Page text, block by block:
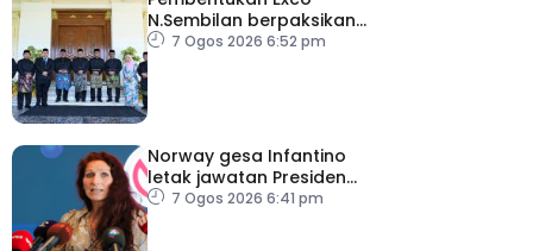
N.Sembilan berpaksikan
cekap, integriti dan kerja
7 Ogos 2026 6:52 pm
Norway gesa Infantino
letak jawatan Presiden
FIFA7 Ogos 2026 6:41 pm